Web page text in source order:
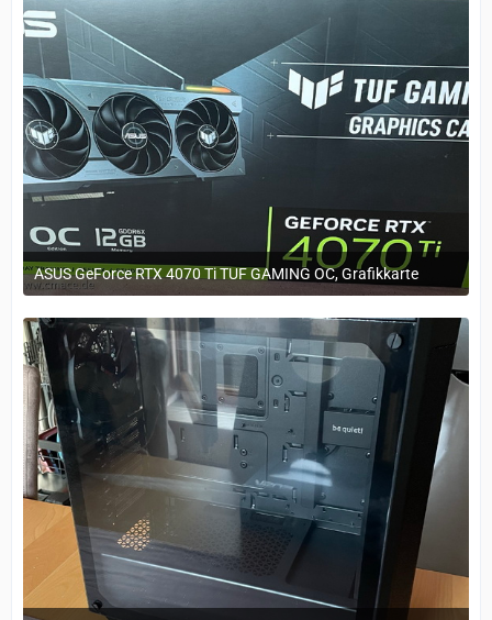
ASUS GeForce RTX 4070 Ti TUF GAMING OC, Grafikkarte
29. März 2023 um 11:20